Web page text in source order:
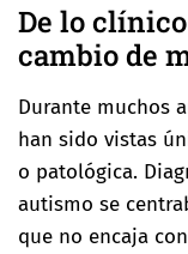
De lo
cambio de
Durante muchos
han sido vistas
o patológica.
autismo se
que no encaja